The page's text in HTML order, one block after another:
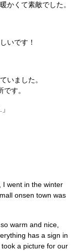
かくて素敵でした。
いです！
いました。
す。
I went in the winter
onsen town was
warm and nice,
has a sign in
a picture for our